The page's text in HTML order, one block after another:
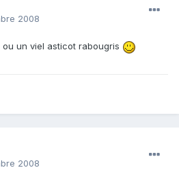
2008
un viel asticot rabougris
2008